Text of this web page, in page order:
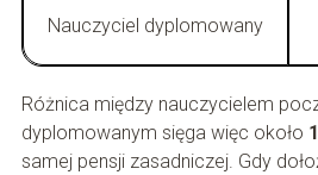
Nauczyciel dyplomowany
Różnica między nauczycielem
dyplomowanym sięga więc około
samej pensji zasadniczej. Gdy